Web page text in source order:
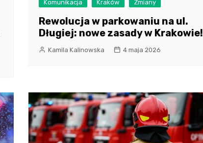
Komunikacja Kraków Zmiany
Rewolucja w parkowaniu na ul.
Długiej: nowe zasady w Krakowie!
Kamila Kalinowska 4 maja 2026